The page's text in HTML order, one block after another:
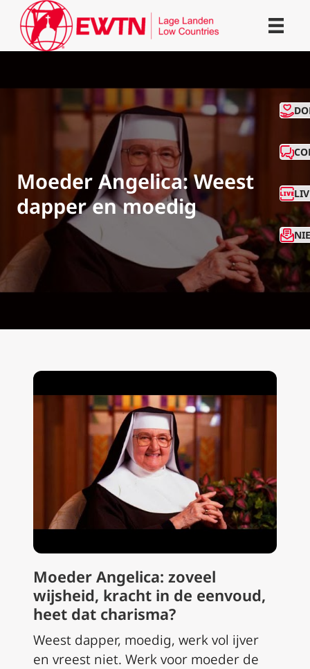
Moeder Angelica: Weest
dapper en moedig
Moeder Angelica: zoveel
wijsheid, kracht in de eenvoud,
heet dat charisma?
Weest dapper, moedig, werk vol ijver
en vreest niet. Werk voor moeder de